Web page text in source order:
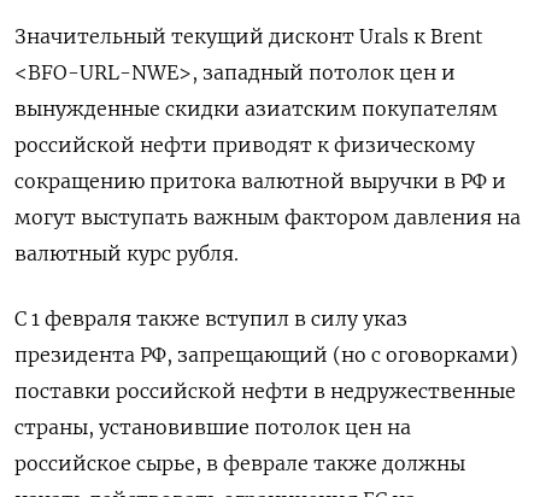
Значительный текущий дисконт Urals к Brent
<BFO-URL-NWE>, западный потолок цен и
вынужденные скидки азиатским покупателям
российской нефти приводят к физическому
сокращению притока валютной выручки в РФ и
могут выступать важным фактором давления на
валютный курс рубля.
С 1 февраля также вступил в силу указ
президента РФ, запрещающий (но с оговорками)
поставки российской нефти в недружественные
страны, установившие потолок цен на
российское сырье, в феврале также должны